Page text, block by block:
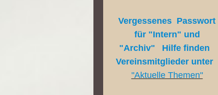
Vergessenes Passwort
für "Intern" und
"Archiv"
Hilfe finden
Vereinsmitglieder unter
"Aktuelle Themen"